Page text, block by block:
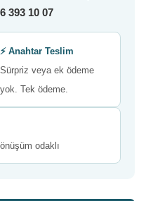
393 10 07
⚡ Anahtar Teslim
Sürpriz veya ek ödeme
yok. Tek ödeme.
odaklı